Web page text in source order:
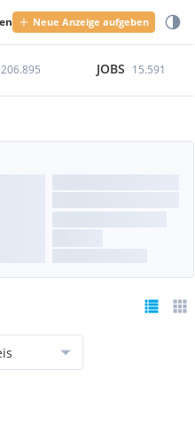
Neue Anzeige aufgeben
206.895 JOBS 15.591